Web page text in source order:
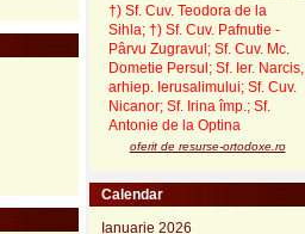
†) Sf. Cuv. Teodora de la
Sihla; †) Sf. Cuv. Pafnutie -
Pârvu Zugravul ; Sf. Cuv. Mc.
Dometie Persul; Sf. Ier. Narcis,
arhiep. Ierusalimului; Sf. Cuv.
Nicanor; Sf. Irina împ.; Sf.
Antonie de la Optina
oferit de resurse-ortodoxe.ro
Calendar
Ianuarie 2026